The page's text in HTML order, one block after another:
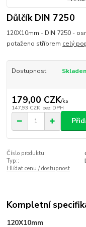
Důlčík DIN 7250
120X10mm - DIN 7250 -
potaženo stříbrem celý
Dostupnost
179,00 CZK/ks
147,93 CZK bez DPH
Číslo produktu:
Typ::
Hlídat cenu / dostupnost
Kompletní
120X10mm